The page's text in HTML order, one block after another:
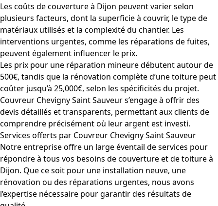
Les coûts de couverture à Dijon peuvent varier selon
plusieurs facteurs, dont la superficie à couvrir, le type de
matériaux utilisés et la complexité du chantier. Les
interventions urgentes, comme les réparations de fuites,
peuvent également influencer le prix.
Les prix pour une réparation mineure débutent autour de
500€, tandis que la rénovation complète d’une toiture peut
coûter jusqu’à 25,000€, selon les spécificités du projet.
Couvreur Chevigny Saint Sauveur s’engage à offrir des
devis détaillés et transparents, permettant aux clients de
comprendre précisément où leur argent est investi.
Services offerts par Couvreur Chevigny Saint Sauveur
Notre entreprise offre un large éventail de services pour
répondre à tous vos besoins de couverture et de toiture à
Dijon. Que ce soit pour une installation neuve, une
rénovation ou des réparations urgentes, nous avons
l’expertise nécessaire pour garantir des résultats de